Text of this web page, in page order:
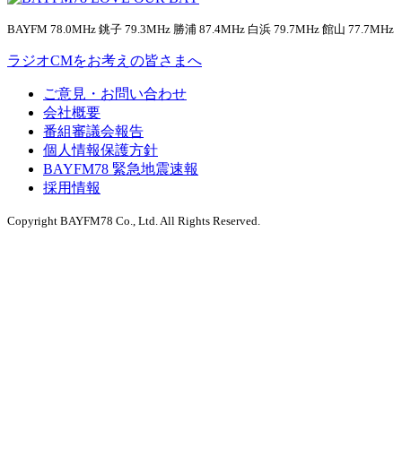
BAYFM 78.0MHz 銚子 79.3MHz 勝浦 87.4MHz 白浜 79.7MHz 館山 77.7MHz
ラジオCMをお考えの皆さまへ
ご意見・お問い合わせ
会社概要
番組審議会報告
個人情報保護方針
BAYFM78 緊急地震速報
採用情報
Copyright BAYFM78 Co., Ltd. All Rights Reserved.